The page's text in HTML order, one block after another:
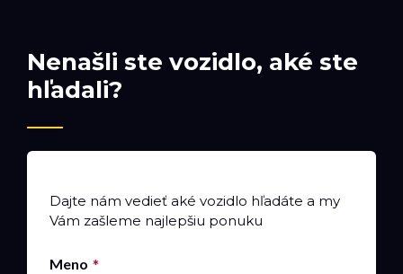
Nenašli ste vozidlo, aké ste
hľadali?
Dajte nám vedieť aké vozidlo hľadáte a my
Vám zašleme najlepšiu ponuku
Meno